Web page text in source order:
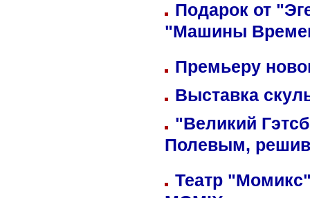
Подарок от
"Машины
Премьеру
Выставка
"Великий
Полевым,
Театр